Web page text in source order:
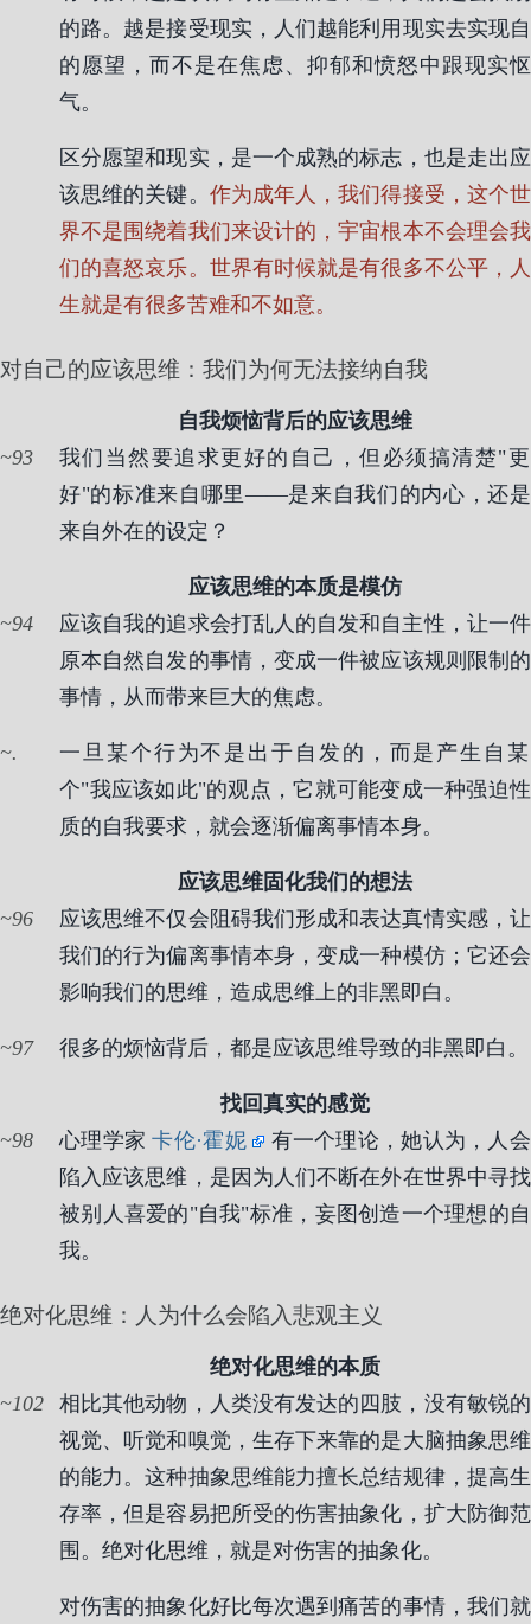
的路。越是接受现实，人们越能利用现实去实现自
的愿望，而不是在焦虑、抑郁和愤怒中跟现实怄
气。
区分愿望和现实，是一个成熟的标志，也是走出应
该思维的关键。 作为成年人，我们得接受，这个世
界不是围绕着我们来设计的，宇宙根本不会理会我
们的喜怒哀乐。世界有时候就是有很多不公平，人
生就是有很多苦难和不如意。
对自己的应该思维：我们为何无法接纳自我
自我烦恼背后的应该思维
93
我们当然要追求更好的自己，但必须搞清楚"更
好"的标准来自哪里——是来自我们的内心，还是
来自外在的设定？
应该思维的本质是模仿
94
应该自我的追求会打乱人的自发和自主性，让一件
原本自然自发的事情，变成一件被应该规则限制的
事情，从而带来巨大的焦虑。
.
一旦某个行为不是出于自发的，而是产生自某
个"我应该如此"的观点，它就可能变成一种强迫性
质的自我要求，就会逐渐偏离事情本身。
应该思维固化我们的想法
96
应该思维不仅会阻碍我们形成和表达真情实感，让
我们的行为偏离事情本身，变成一种模仿；它还会
影响我们的思维，造成思维上的非黑即白。
97 很多的烦恼背后，都是应该思维导致的非黑即白。
找回真实的感觉
98
心理学家卡伦·霍妮
有一个理论，她认为，人会
陷入应该思维，是因为人们不断在外在世界中寻找
被别人喜爱的"自我"标准，妄图创造一个理想的自
我。
绝对化思维：人为什么会陷入悲观主义
绝对化思维的本质
102
相比其他动物，人类没有发达的四肢，没有敏锐的
视觉、听觉和嗅觉，生存下来靠的是大脑抽象思维
的能力。这种抽象思维能力擅长总结规律，提高生
存率，但是容易把所受的伤害抽象化，扩大防御范
围。绝对化思维，就是对伤害的抽象化。
对伤害的抽象化好比每次遇到痛苦的事情，我们就